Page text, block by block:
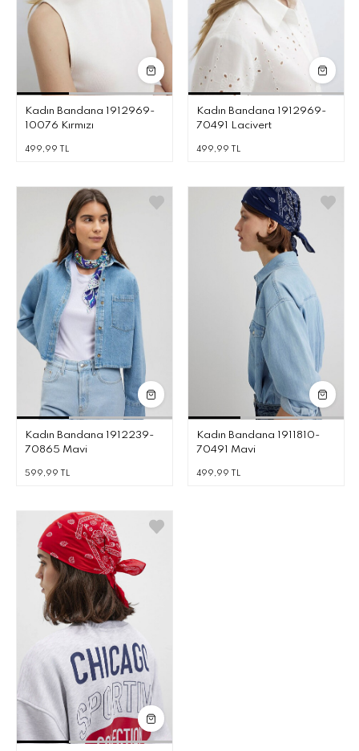
Kadın Bandana 1912969-
10076 Kırmızı
499,99 TL
Kadın Bandana 1912969-
70491 Lacivert
499,99 TL
Kadın Bandana 1912239-
70865 Mavi
599,99 TL
Kadın Bandana 1911810-
70491 Mavi
499,99 TL